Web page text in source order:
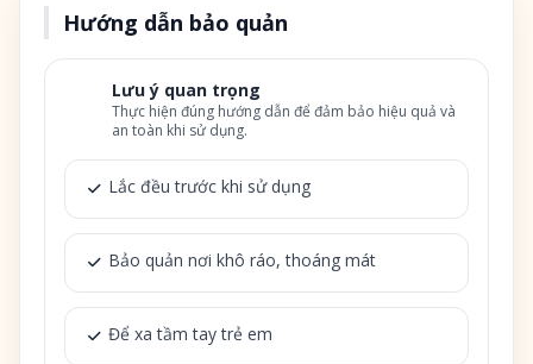
Hướng dẫn bảo quản
Lưu ý quan trọng
Thực hiện đúng hướng dẫn để đảm bảo hiệu quả và
an toàn khi sử dụng.
Lắc đều trước khi sử dụng
Bảo quản nơi khô ráo, thoáng mát
Để xa tầm tay trẻ em